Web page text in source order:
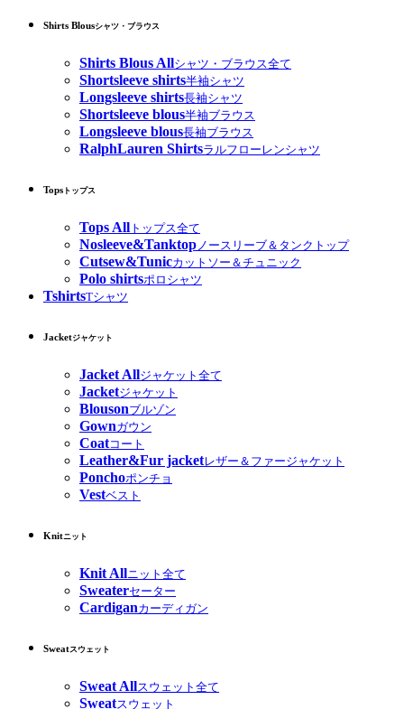
Shirts Blousシャツ・ブラウス
Shirts Blous Allシャツ・ブラウス全て
Shortsleeve shirts半袖シャツ
Longsleeve shirts長袖シャツ
Shortsleeve blous半袖ブラウス
Longsleeve blous長袖ブラウス
RalphLauren Shirtsラルフローレンシャツ
Tops トップス
Tops All トップス全て
Nosleeve&Tanktop ノースリーブ＆タンクトップ
Cutsew&Tunicカットソー＆チュニック
Polo shirtsポロシャツ
TshirtsTシャツ
Jacketジャケット
Jacket Allジャケット全て
Jacketジャケット
Blousonブルゾン
Gownガウン
Coatコート
Leather&Fur jacketレザー＆ファージャケット
Ponchoポンチョ
Vestベスト
Knitニット
Knit Allニット全て
Sweaterセーター
Cardiganカーディガン
Sweatスウェット
Sweat Allスウェット全て
Sweatスウェット